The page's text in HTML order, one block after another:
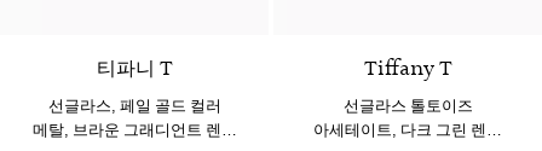
티파니 T
선글라스, 페일 골드 컬러
메탈, 브라운 그래디언트 렌즈
Tiffany T
선글라스 톨토이즈
아세테이트, 다크 그린 렌즈